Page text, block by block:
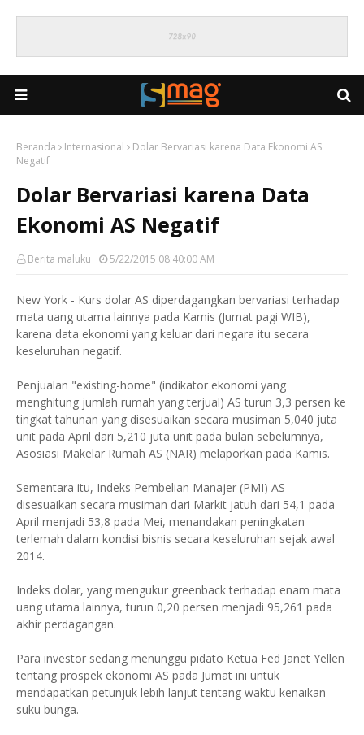
Beranda Internasional
Dolar Bervariasi karena Data Ekonomi AS
Negatif
Dolar Bervariasi karena Data
Ekonomi AS Negatif
Berita maluku 5/22/2015 08:40:00 AM
New York - Kurs dolar AS diperdagangkan bervariasi terhadap
mata uang utama lainnya pada Kamis (Jumat pagi WIB),
karena data ekonomi yang keluar dari negara itu secara
keseluruhan negatif.
Penjualan "existing-home" (indikator ekonomi yang
menghitung jumlah rumah yang terjual) AS turun 3,3 persen ke
tingkat tahunan yang disesuaikan secara musiman 5,040 juta
unit pada April dari 5,210 juta unit pada bulan sebelumnya,
Asosiasi Makelar Rumah AS (NAR) melaporkan pada Kamis.
Sementara itu, Indeks Pembelian Manajer (PMI) AS
disesuaikan secara musiman dari Markit jatuh dari 54,1 pada
April menjadi 53,8 pada Mei, menandakan peningkatan
terlemah dalam kondisi bisnis secara keseluruhan sejak awal
2014.
Indeks dolar, yang mengukur greenback terhadap enam mata
uang utama lainnya, turun 0,20 persen menjadi 95,261 pada
akhir perdagangan.
Para investor sedang menunggu pidato Ketua Fed Janet Yellen
tentang prospek ekonomi AS pada Jumat ini untuk
mendapatkan petunjuk lebih lanjut tentang waktu kenaikan
suku bunga.